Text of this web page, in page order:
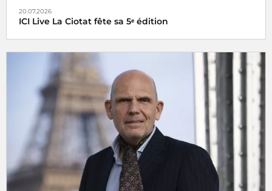
20.07.2026
ICI Live La Ciotat fête sa 5ᵉ édition